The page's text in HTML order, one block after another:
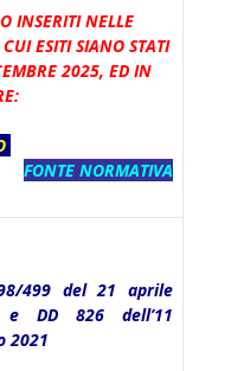
INSERITI NELLE
ESITI SIANO STATI
2025, ED IN
FONTE NORMATIVA
499 del 21 aprile
e DD 826 dell’11
2021